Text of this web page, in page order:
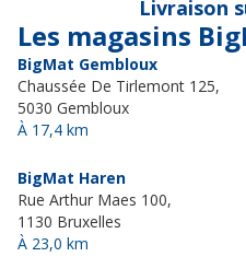
Livraison
Les magasins
BigMat Gembloux
Chaussée De Tirlemont 125,
5030 Gembloux
À 17,4 km
BigMat Haren
Rue Arthur Maes 100,
1130 Bruxelles
À 23,0 km